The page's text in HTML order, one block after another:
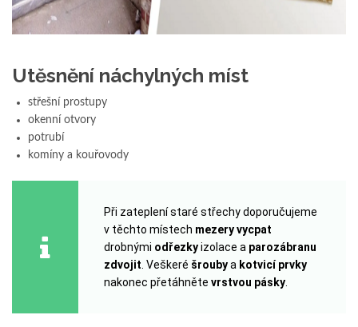
Utěsnění náchylných míst
střešní prostupy
okenní otvory
potrubí
komíny a kouřovody
Při zateplení staré střechy doporučujeme
v těchto místech mezery vycpat
drobnými odřezkyizolace a parozábranu
zdvojit . Veškeré šroubya kotvicí prvky
nakonec přetáhněte vrstvou pásky.